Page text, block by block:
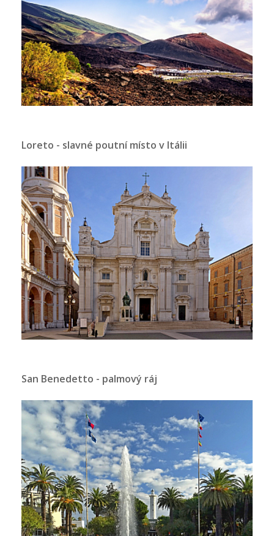
Loreto - slavné poutní místo v Itálii
San Benedetto - palmový ráj